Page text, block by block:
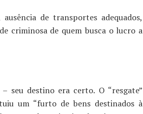
de transportes adequados,
criminosa de quem busca o lucro a
seu destino era certo. O “resgate”
um “furto de bens destinados à